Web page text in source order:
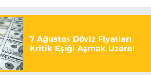
7 Ağustos Döviz Fiyatları
Kritik Eşiği Aşmak Üzere!